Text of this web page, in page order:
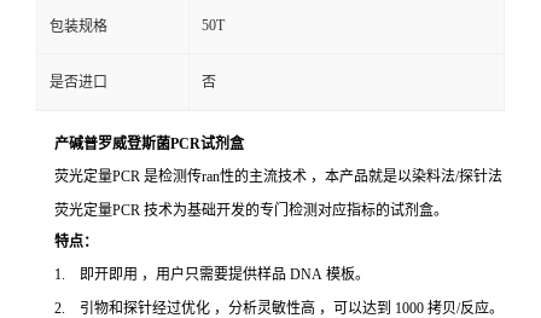
包装规格 50T
是否进口 否
产碱普罗威登斯菌PCR试剂盒
荧光定量PCR 是检测传ran性的主流技术 ，本产品就是以染料法/探针法
荧光定量PCR 技术为基础开发的专门检测对应指标的试剂盒。
特点：
1. 即开即用 ，用户只需要提供样品 DNA 模板。
2. 引物和探针经过优化 ，分析灵敏性高 ，可以达到 1000 拷贝/反应。